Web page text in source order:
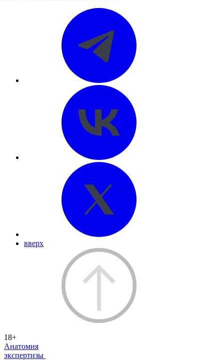
вверх
18+
Анатомия
экспертизы